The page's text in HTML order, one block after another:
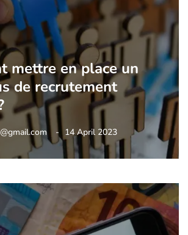
mettre en place un
de recrutement
14 April 2023